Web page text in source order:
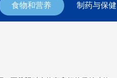
制药与保健
食物和营养